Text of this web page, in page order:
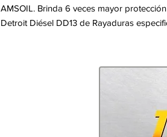
AMSOIL. Brinda 6 veces mayor
Detroit Diésel DD13 de Rayaduras